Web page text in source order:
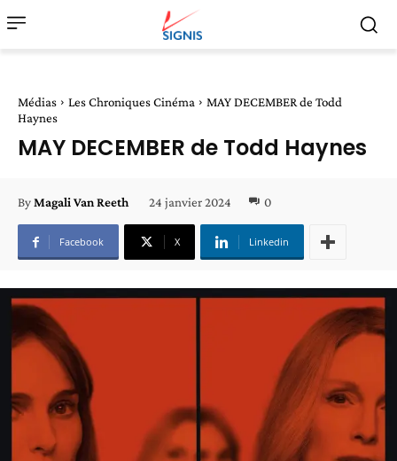
Médias Les Chroniques Cinéma
MAY DECEMBER de Todd
Haynes
MAY DECEMBER de Todd Haynes
ByMagali Van Reeth 24 janvier 2024 0
Facebook X Linkedin